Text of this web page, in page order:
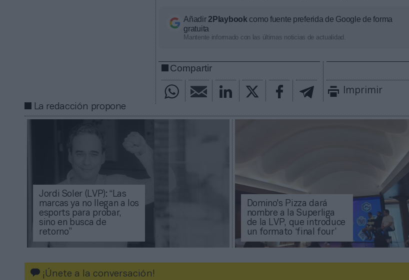
Añadir2Playbook como fuente preferida de Google de forma
gratuita
Mantente informado con las últimas noticias de actualidad.
Compartir
Imprimir
La redacción propone
Jordi Soler (LVP): “Las
marcas ya no llegan a los
esports para probar,
sino en busca de
retorno”
Domino's Pizza dará
nombre a la Superliga
de la LVP, que introduce
un formato ‘final four’
¡Únete a la conversación!